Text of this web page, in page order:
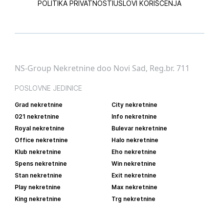
POLITIKA PRIVATNOSTIUSLOVI KORIŠĆENJA
NS-Group Nekretnine doo Novi Sad, Reg.br. 711
POSLOVNE JEDINICE
Grad nekretnine
City nekretnine
021 nekretnine
Info nekretnine
Royal nekretnine
Bulevar nekretnine
Office nekretnine
Halo nekretnine
Klub nekretnine
Eho nekretnine
Spens nekretnine
Win nekretnine
Stan nekretnine
Exit nekretnine
Play nekretnine
Max nekretnine
King nekretnine
Trg nekretnine